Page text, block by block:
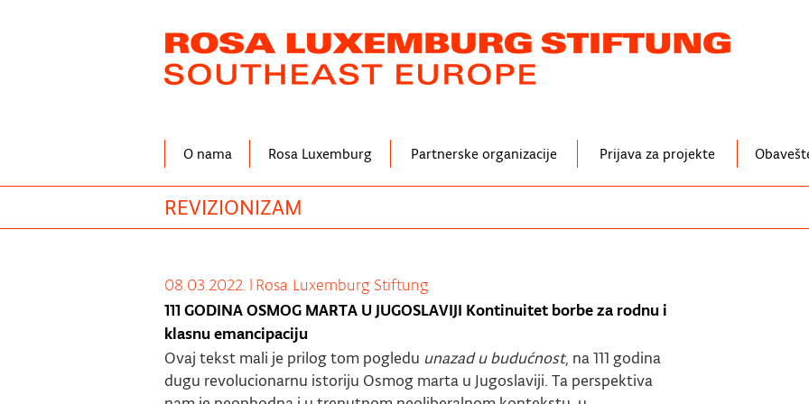
O nama Rosa Luxemburg Partnerske organizacije Prijava za projekte
REVIZIONIZAM
08.03.2022. | Rosa Luxemburg Stiftung
111 GODINA OSMOG MARTA U JUGOSLAVIJI Kontinuitet borbe za rodnu i
klasnu emancipaciju
Ovaj tekst mali je prilog tom pogledu unazad u budućnost, na 111 godina
dugu revolucionarnu istoriju Osmog marta u Jugoslaviji. Ta perspektiva